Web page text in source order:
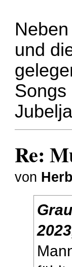
und
Songs
Re:
von